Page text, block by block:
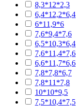
8,3*12*2,3
6,4*12,2*6,4
6*11,9*6
7,6*9,4*7,6
6,5*10,3*6,4
7,6*11,4*7,6
6,6*11,7*6,6
7,8*7,8*6,7
7,8*11*7,8
10*10*9,5
7,5*10,4*7,5